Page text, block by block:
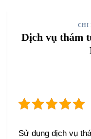
CHI
Dịch vụ thám
Sử dụng dịch vụ